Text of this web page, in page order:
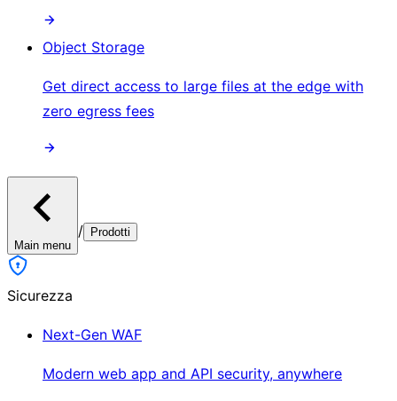
Object Storage
Get direct access to large files at the edge with
zero egress fees
Main menu
/ Prodotti
Sicurezza
Next-Gen WAF
Modern web app and API security, anywhere